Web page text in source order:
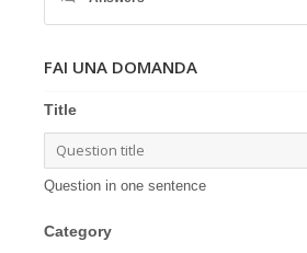
FAI UNA DOMANDA
Title
Question in one sentence
Category